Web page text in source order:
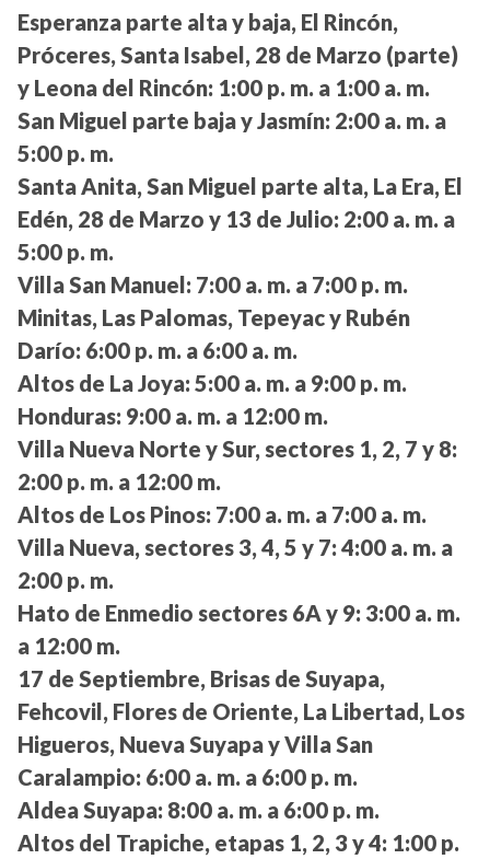
Esperanza parte alta y baja, El Rincón,
Próceres, Santa Isabel, 28 de Marzo (parte)
y Leona del Rincón: 1:00 p. m. a 1:00 a. m.
San Miguel parte baja y Jasmín: 2:00 a. m. a
5:00 p. m.
Santa Anita, San Miguel parte alta, La Era, El
Edén, 28 de Marzo y 13 de Julio: 2:00 a. m. a
5:00 p. m.
Villa San Manuel: 7:00 a. m. a 7:00 p. m.
Minitas, Las Palomas, Tepeyac y Rubén
Darío: 6:00 p. m. a 6:00 a. m.
Altos de La Joya: 5:00 a. m. a 9:00 p. m.
Honduras: 9:00 a. m. a 12:00 m.
Villa Nueva Norte y Sur, sectores 1, 2, 7 y 8:
2:00 p. m. a 12:00 m.
Altos de Los Pinos: 7:00 a. m. a 7:00 a. m.
Villa Nueva, sectores 3, 4, 5 y 7: 4:00 a. m. a
2:00 p. m.
Hato de Enmedio sectores 6A y 9: 3:00 a. m.
a 12:00 m.
17 de Septiembre, Brisas de Suyapa,
Fehcovil, Flores de Oriente, La Libertad, Los
Higueros, Nueva Suyapa y Villa San
Caralampio: 6:00 a. m. a 6:00 p. m.
Aldea Suyapa: 8:00 a. m. a 6:00 p. m.
Altos del Trapiche, etapas 1, 2, 3 y 4: 1:00 p.